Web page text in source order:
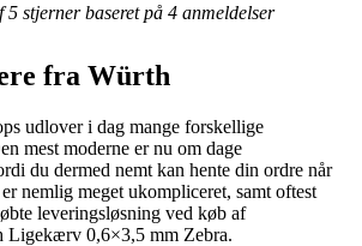
5 stjerner baseret på 4 anmeldelser
fra Würth
udlover i dag mange forskellige
mest moderne er nu om dage
du dermed nemt kan hente din ordre når
nemlig meget ukompliceret, samt oftest
leveringsløsning ved køb af
Ligekærv 0,6×3,5 mm Zebra.